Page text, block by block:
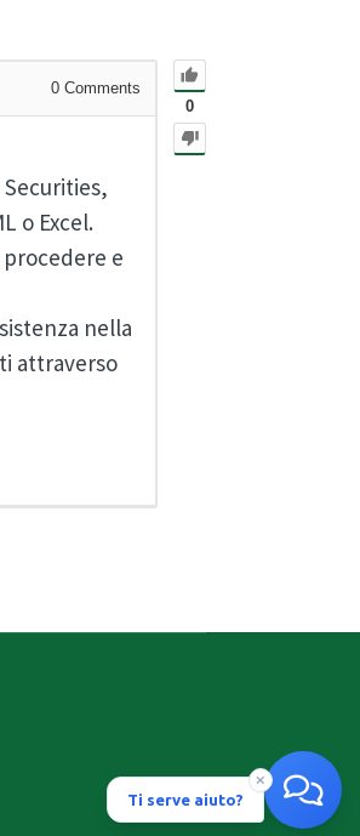
0
0 Comments
o Excel.
e
nella
attraverso
Ti serve aiuto?